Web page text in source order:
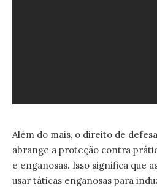
Além do mais, o direito de
abrange a proteção contra
e enganosas. Isso significa que
usar táticas enganosas para